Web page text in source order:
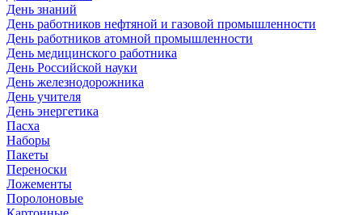
День знаний
День работников нефтяной и газовой промышленности
День работников атомной промышленности
День медицинского работника
День Российской науки
День железнодорожника
День учителя
День энергетика
Пасха
Наборы
Пакеты
Переноски
Ложементы
Поролоновые